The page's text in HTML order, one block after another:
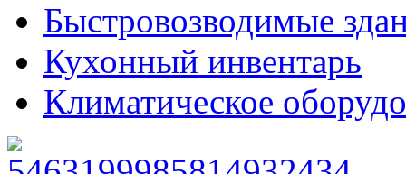
Быстровозводимые
Кухонный инвентарь
Климатическое